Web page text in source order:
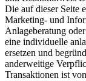
Die auf dieser Seite
Marketing- und
Anlageberatung
eine individuelle
ersetzen und
anderweitige
Transaktionen ist